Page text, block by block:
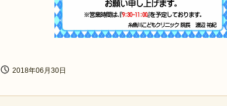
2018年06月30日